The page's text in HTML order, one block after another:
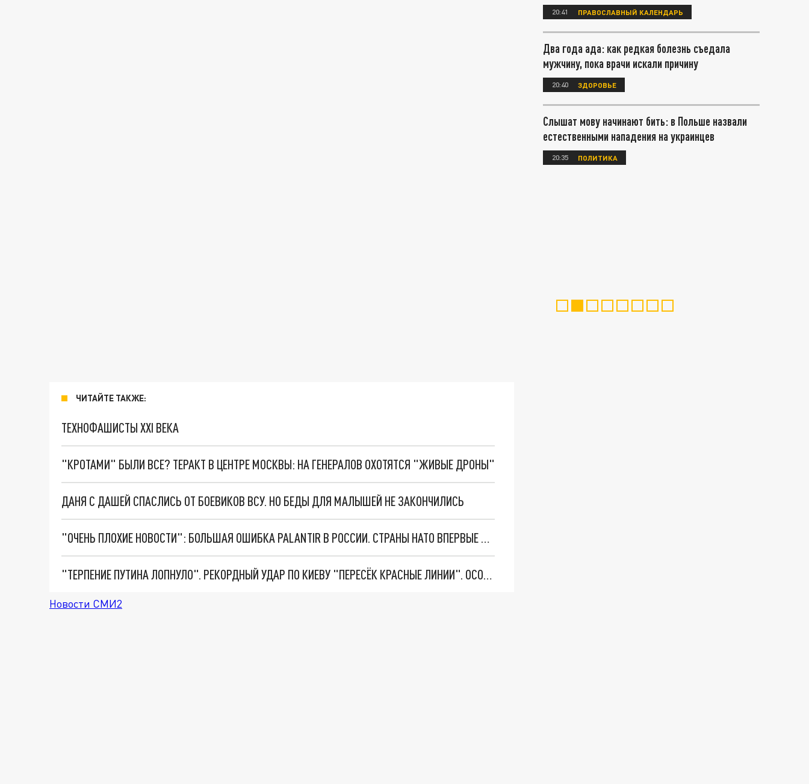
ЧИТАЙТЕ ТАКЖЕ:
ТЕХНОФАШИСТЫ XXI ВЕКА
"КРОТАМИ" БЫЛИ ВСЕ? ТЕРАКТ В ЦЕНТРЕ МОСКВЫ: НА ГЕНЕРАЛОВ ОХОТЯТСЯ "ЖИВЫЕ ДРОНЫ"
ДАНЯ С ДАШЕЙ СПАСЛИСЬ ОТ БОЕВИКОВ ВСУ. НО БЕДЫ ДЛЯ МАЛЫШЕЙ НЕ ЗАКОНЧИЛИСЬ
"ОЧЕНЬ ПЛОХИЕ НОВОСТИ": БОЛЬШАЯ ОШИБКА PALANTIR В РОССИИ. СТРАНЫ НАТО ВПЕРВЫЕ ЗА СВО ОСТАНОВИЛИ ПОСТАВКИ ОРУЖИЯ. ВСУ ТЕРЯЮТ ПРИГРАНИЧЬЕ?
"ТЕРПЕНИЕ ПУТИНА ЛОПНУЛО". РЕКОРДНЫЙ УДАР ПО КИЕВУ "ПЕРЕСЁК КРАСНЫЕ ЛИНИИ". ОСОБЫЕ СПЕЦЫ КНДР НА ЛБС? ТАЙНЫЕ ПЕРЕГОВОРЫ ЕВРОПЫ И МОСКВЫ
Новости СМИ2
20:41 ПРАВОСЛАВНЫЙ КАЛЕНДАРЬ
Два года ада: как редкая болезнь съедала
мужчину, пока врачи искали причину
20:40 ЗДОРОВЬЕ
Слышат мову начинают бить: в Польше назвали
естественными нападения на украинцев
20:35 ПОЛИТИКА